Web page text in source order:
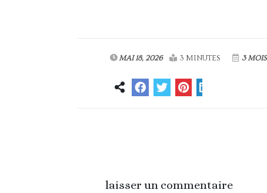
MAI 18, 2026 3 MINUTES 3 MOIS
laisser un commentaire